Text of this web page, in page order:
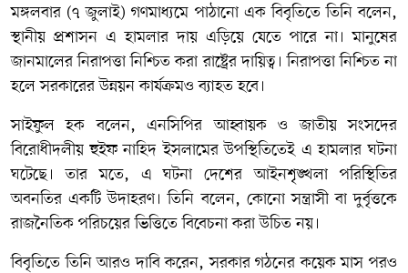
মঙ্গলবার (৭ জুলাই) গণমাধ্যমে পাঠানো এক বিবৃতিতে তিনি বলেন,
স্থানীয় প্রশাসন এ হামলার দায় এড়িয়ে যেতে পারে না। মানুষের
জানমালের নিরাপত্তা নিশ্চিত করা রাষ্ট্রের দায়িত্ব। নিরাপত্তা নিশ্চিত না
হলে সরকারের উন্নয়ন কার্যক্রমও ব্যাহত হবে।
সাইফুল হক বলেন, এনসিপির আহ্বায়ক ও জাতীয় সংসদের
বিরোধীদলীয় হুইফ নাহিদ ইসলামের উপস্থিতিতেই এ হামলার ঘটনা
ঘটেছে। তার মতে, এ ঘটনা দেশের আইনশৃঙ্খলা পরিস্থিতির
অবনতির একটি উদাহরণ। তিনি বলেন, কোনো সন্ত্রাসী বা দুর্বৃত্তকে
রাজনৈতিক পরিচয়ের ভিত্তিতে বিবেচনা করা উচিত নয়।
বিবৃতিতে তিনি আরও দাবি করেন, সরকার গঠনের কয়েক মাস পরও